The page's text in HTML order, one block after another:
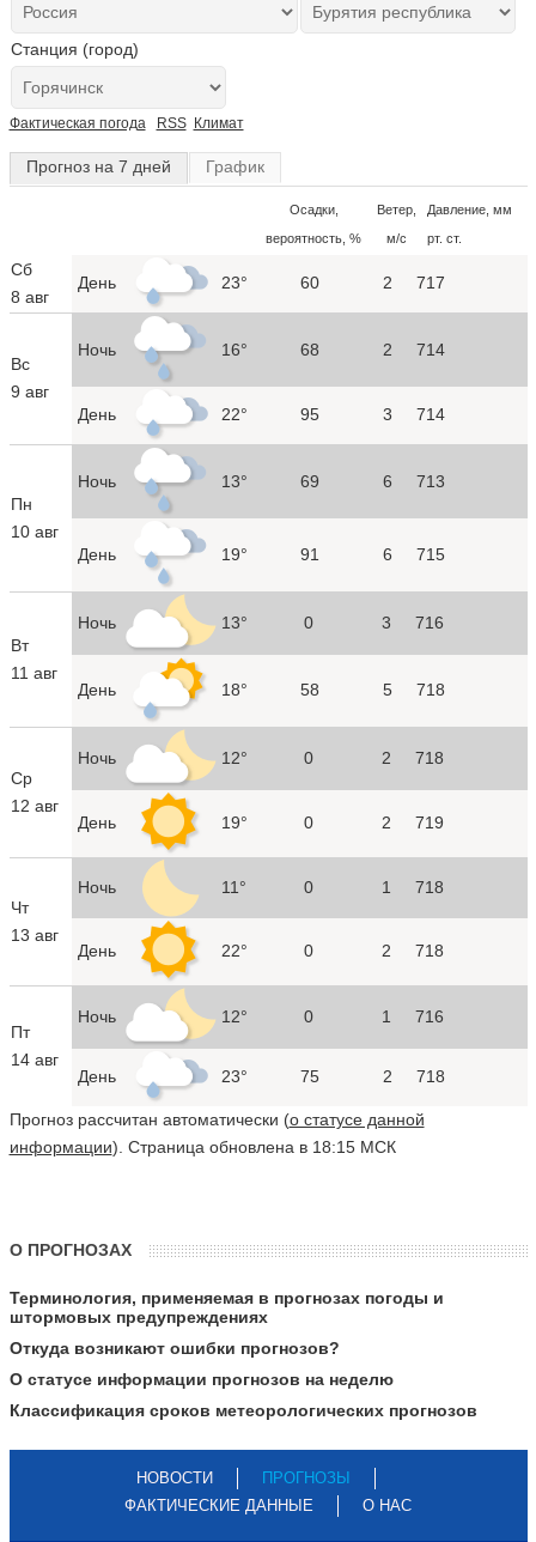
Станция (город)
Фактическая погода RSS Климат
Прогноз на 7 дней График
Осадки,
вероятность, %
Ветер,
м/с
Давление, мм
рт. ст.
Сб
8 авг
День 23° 60 2 717
Вс
9 авг
Ночь 16° 68 2 714
День 22° 95 3 714
Пн
10 авг
Ночь 13° 69 6 713
День 19° 91 6 715
Вт
11 авг
Ночь 13° 0 3 716
День 18° 58 5 718
Ср
12 авг
Ночь 12° 0 2 718
День 19° 0 2 719
Чт
13 авг
Ночь 11° 0 1 718
День 22° 0 2 718
Пт
14 авг
Ночь 12° 0 1 716
День 23° 75 2 718
Прогноз рассчитан автоматически (о статусе данной
информации). Страница обновлена в 18:15 МСК
О ПРОГНОЗАХ
Терминология, применяемая в прогнозах погоды и
штормовых предупреждениях
Откуда возникают ошибки прогнозов?
О статусе информации прогнозов на неделю
Классификация сроков метеорологических прогнозов
НОВОСТИ
ПРОГНОЗЫ
ФАКТИЧЕСКИЕ ДАННЫЕ
О НАС